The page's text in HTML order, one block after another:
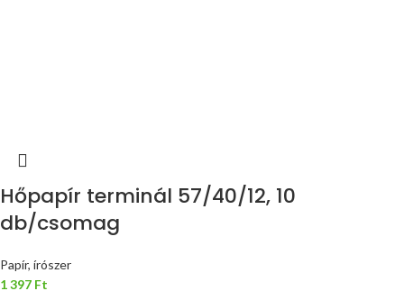
Hőpapír terminál 57/40/12, 10
db/csomag
Papír, írószer
1 397 Ft